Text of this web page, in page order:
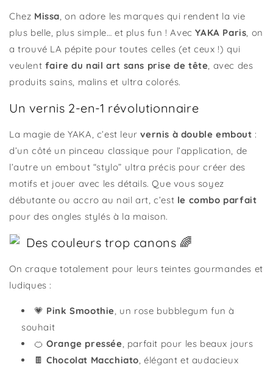
Chez Missa, on adore les marques qui rendent la vie
plus belle, plus simple… et plus fun ! AvecYAKA Paris, on
a trouvé LA pépite pour toutes celles (et ceux !) qui
veulent faire du nail art sans prise de tête, avec des
produits sains, malins et ultra colorés.
Un vernis 2-en-1 révolutionnaire
La magie de YAKA, c’est leurvernis à double embout :
d’un côté un pinceau classique pour l’application, de
l’autre un embout “stylo” ultra précis pour créer des
motifs et jouer avec les détails. Que vous soyez
débutante ou accro au nail art, c’est le combo parfait
pour des ongles stylés à la maison.
Des couleurs trop canons 🌈
On craque totalement pour leurs teintes gourmandes et
ludiques :
💗 Pink Smoothie, un rose bubblegum fun à
souhait
🍊Orange pressée, parfait pour les beaux jours
🍫Chocolat Macchiato, élégant et audacieux